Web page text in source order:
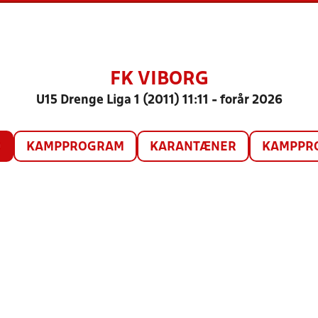
FK VIBORG
U15 Drenge Liga 1 (2011) 11:11 - forår 2026
KAMPPROGRAM KARANTÆNER